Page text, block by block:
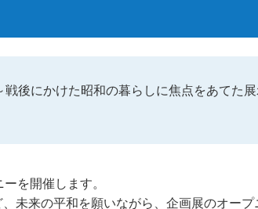
後にかけた昭和の暮らしに焦点をあてた
を開催します。
未来の平和を願いながら、企画展のオー